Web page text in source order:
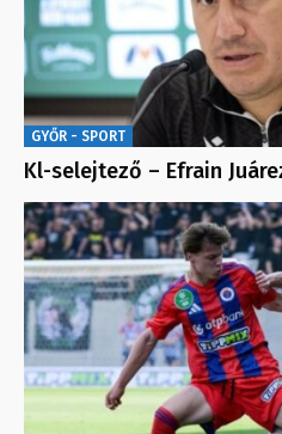
GYŐR - SPORT
Kl-selejtező – Efrain